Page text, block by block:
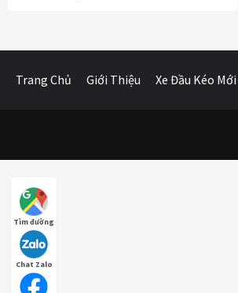
Tìm đường
Chat Zalo
Trang Chủ Giới Thiệu Xe Đầu Kéo Mới